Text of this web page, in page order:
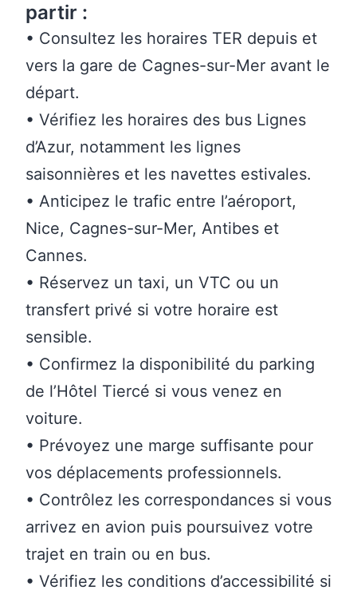
partir :
• Consultez les horaires TER depuis et
vers la gare de Cagnes-sur-Mer avant le
départ.
• Vérifiez les horaires des bus Lignes
d’Azur, notamment les lignes
saisonnières et les navettes estivales.
• Anticipez le trafic entre l’aéroport,
Nice, Cagnes-sur-Mer, Antibes et
Cannes.
• Réservez un taxi, un VTC ou un
transfert privé si votre horaire est
sensible.
• Confirmez la disponibilité du parking
de l’Hôtel Tiercé si vous venez en
voiture.
• Prévoyez une marge suffisante pour
vos déplacements professionnels.
• Contrôlez les correspondances si vous
arrivez en avion puis poursuivez votre
trajet en train ou en bus.
• Vérifiez les conditions d’accessibilité si